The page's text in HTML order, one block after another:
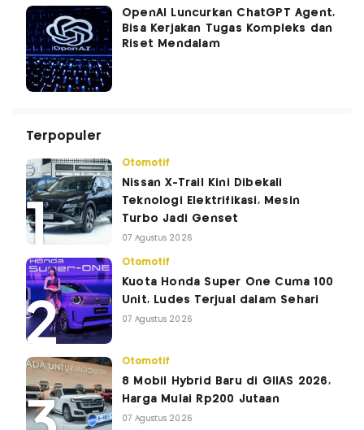
OpenAI Luncurkan ChatGPT Agent,
Bisa Kerjakan Tugas Kompleks dan
Riset Mendalam
Terpopuler
Otomotif
Nissan X-Trail Kini Dibekali
Teknologi Elektrifikasi, Mesin
Turbo Jadi Genset
07 Agustus 2026
Otomotif
Kuota Honda Super One Cuma 100
Unit, Ludes Terjual dalam Sehari
07 Agustus 2026
Otomotif
8 Mobil Hybrid Baru di GIIAS 2026,
Harga Mulai Rp200 Jutaan
07 Agustus 2026